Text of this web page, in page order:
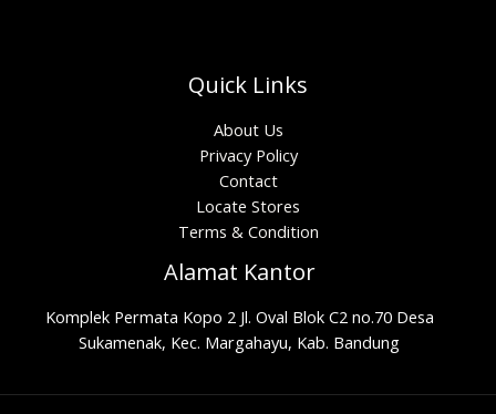
Quick Links
About Us
Privacy Policy
Contact
Locate Stores
Terms & Condition
Alamat Kantor
Komplek Permata Kopo 2 Jl. Oval Blok C2 no.70 Desa
Sukamenak, Kec. Margahayu, Kab. Bandung